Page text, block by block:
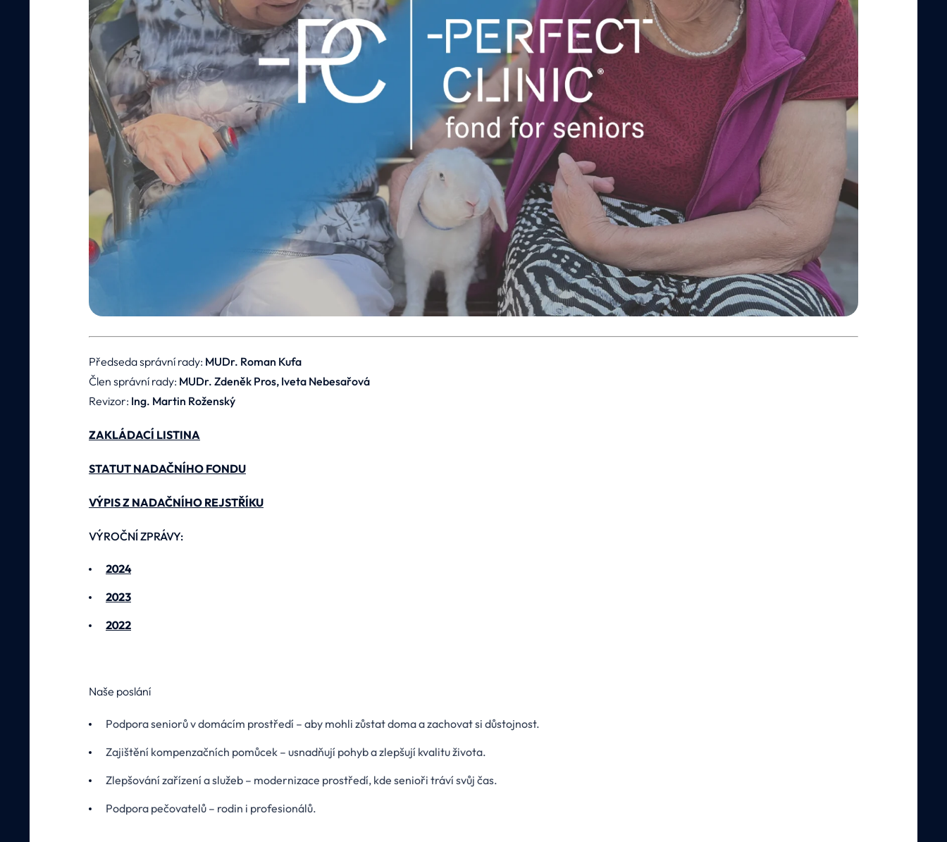
Předseda správní rady: MUDr. Roman Kufa
Člen správní rady: MUDr. Zdeněk Pros, Iveta Nebesařová
Revizor: Ing. Martin Roženský
ZAKLÁDACÍ LISTINA
STATUT NADAČNÍHO FONDU
VÝPIS Z NADAČNÍHO REJSTŘÍKU
VÝROČNÍ ZPRÁVY:
2024
2023
2022
Naše poslání
Podpora seniorů v domácím prostředí – aby mohli zůstat doma a zachovat si důstojnost.
Zajištění kompenzačních pomůcek – usnadňují pohyb a zlepšují kvalitu života.
Zlepšování zařízení a služeb – modernizace prostředí, kde senioři tráví svůj čas.
Podpora pečovatelů – rodin i profesionálů.